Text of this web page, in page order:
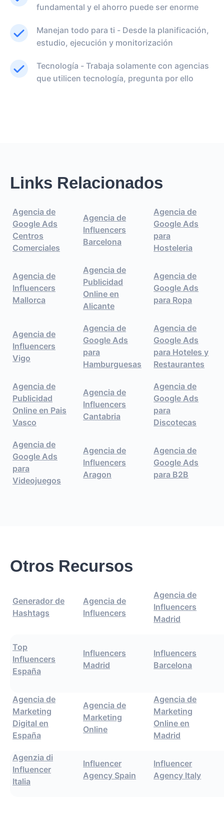
fundamental y el ahorro puede ser enorme
Manejan todo para ti - Desde la planificación,
estudio, ejecución y monitorización
Tecnología - Trabaja solamente con agencias
que utilicen tecnología, pregunta por ello
Links Relacionados
Agencia de
Google Ads
Centros
Comerciales
Agencia de
Influencers
Barcelona
Agencia de
Google Ads
para
Hosteleria
Agencia de
Influencers
Mallorca
Agencia de
Publicidad
Online en
Alicante
Agencia de
Google Ads
para Ropa
Agencia de
Influencers
Vigo
Agencia de
Google Ads
para
Hamburguesas
Agencia de
Google Ads
para Hoteles y
Restaurantes
Agencia de
Publicidad
Online en Pais
Vasco
Agencia de
Influencers
Cantabria
Agencia de
Google Ads
para
Discotecas
Agencia de
Google Ads
para
Videojuegos
Agencia de
Influencers
Aragon
Agencia de
Google Ads
para B2B
Otros Recursos
Generador de
Hashtags
Agencia de
Influencers
Agencia de
Influencers
Madrid
Top
Influencers
España
Influencers
Madrid
Influencers
Barcelona
Agencia de
Marketing
Digital en
España
Agencia de
Marketing
Online
Agencia de
Marketing
Online en
Madrid
Agenzia di
Influencer
Italia
Influencer
Agency Spain
Influencer
Agency Italy